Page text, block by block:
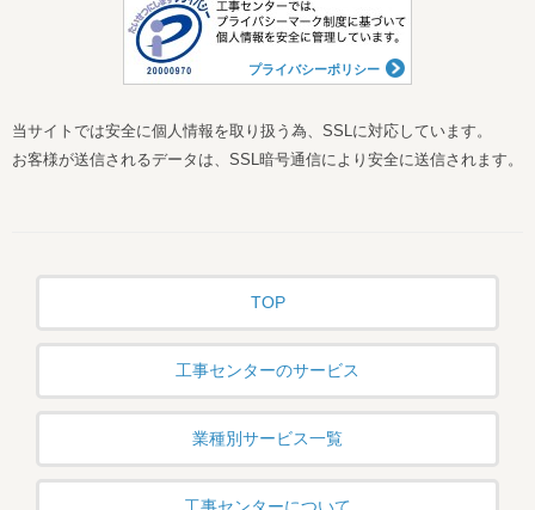
プライバシーポリシー
当サイトでは安全に個人情報を取り扱う為、SSLに対応しています。
お客様が送信されるデータは、SSL暗号通信により安全に送信されます。
TOP
工事センターのサービス
業種別サービス一覧
工事センターについて